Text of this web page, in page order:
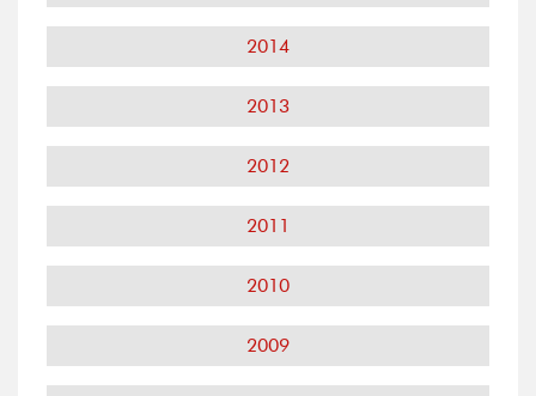
2014
2013
2012
2011
2010
2009